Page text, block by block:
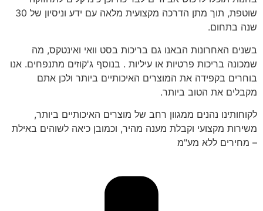
שוטפת, תוך מתן הדרכה מקצועית מלאה עם ידע וניסיון של 30
שנה בתחום.
בשנים האחרונות הבאנו גם בריכות בסט וואי ואינטקס, מה
שמכונה בריכות פרטיות או עיליות . בנוסף ג'קוזים מתנפחים. אנו
בוחרים בקפידה את המוצרים האיכותיים ביותר ולכן אתם
מקבלים את הטוב ביותר.
לקוחותינו נהנים ממגוון רחב של מוצרים האיכותיים ביותר,
משירות מקצועי וקבלת מענה מהיר, וכמובן כיאה לשוהים באילת
– מחירים ללא מע"מ